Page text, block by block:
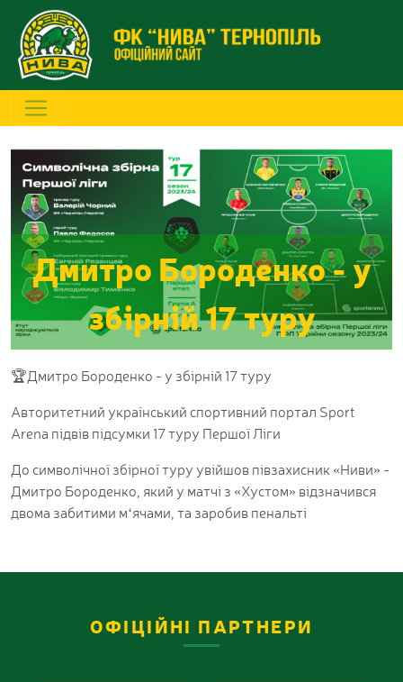
Дмитро Бороденко - у
збірній 17 туру
🏆Дмитро Бороденко - у збірній 17 туру
Авторитетний український спортивний портал Sport
Arena підвів підсумки 17 туру Першої Ліги
До символічної збірної туру увійшов півзахисник «Ниви» -
Дмитро Бороденко, який у матчі з «Хустом» відзначився
двома забитими м‘ячами, та заробив пенальті
ОФІЦІЙНІ ПАРТНЕРИ